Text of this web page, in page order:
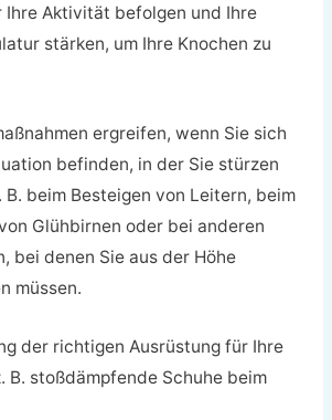
Ihre Aktivität befolgen und Ihre
stärken, um Ihre Knochen zu
ergreifen, wenn Sie sich
befinden, in der Sie stürzen
B. beim Besteigen von Leitern, beim
Glühbirnen oder bei anderen
bei denen Sie aus der Höhe
müssen.
der richtigen Ausrüstung für Ihre
B. stoßdämpfende Schuhe beim